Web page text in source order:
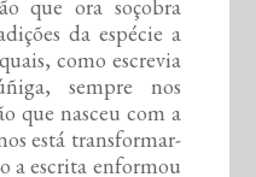
que ora soçobra
da espécie a
como escrevia
sempre nos
que nasceu com a
está transformar-
a escrita enformou